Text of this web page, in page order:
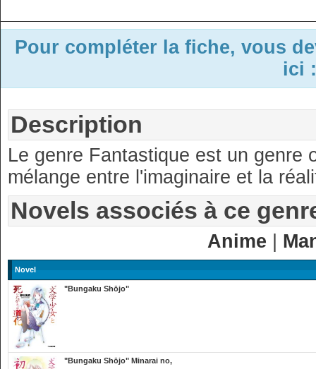
Pour compléter la fiche, vous
ici
Description
Le genre Fantastique est un genre
mélange entre l'imaginaire et la
Novels associés à ce
Anime
Novel
"Bungaku Shōjo"
"Bungaku Shōjo" Minarai no,